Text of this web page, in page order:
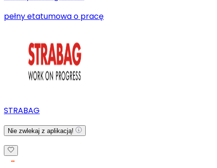
pełny etatumowa o pracę
STRABAG
Nie zwlekaj z aplikacją!